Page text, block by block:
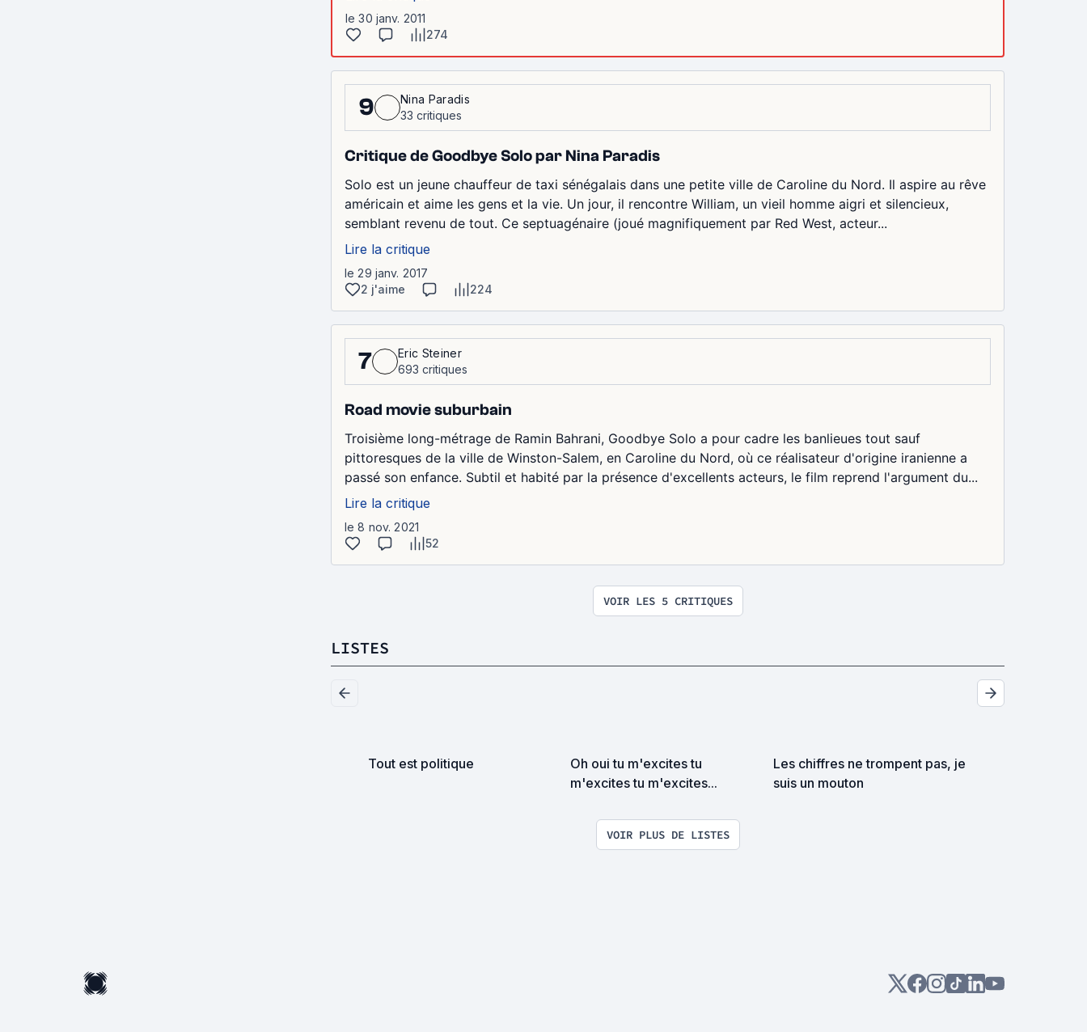
le 30 janv. 2011
274
9
Nina Paradis
33 critiques
Critique de Goodbye Solo par Nina Paradis
Solo est un jeune chauffeur de taxi sénégalais dans une petite ville de Caroline du Nord. Il aspire au rêve
américain et aime les gens et la vie. Un jour, il rencontre William, un vieil homme aigri et silencieux,
semblant revenu de tout. Ce septuagénaire (joué magnifiquement par Red West, acteur...
Lire la critique
le 29 janv. 2017
2 j'aime
224
7
Eric Steiner
693 critiques
Road movie suburbain
Troisième long-métrage de Ramin Bahrani, Goodbye Solo a pour cadre les banlieues tout sauf
pittoresques de la ville de Winston-Salem, en Caroline du Nord, où ce réalisateur d'origine iranienne a
passé son enfance. Subtil et habité par la présence d'excellents acteurs, le film reprend l'argument du...
Lire la critique
le 8 nov. 2021
52
VOIR LES 5 CRITIQUES
LISTES
Tout est politique
Oh oui tu m'excites tu
m'excites tu m'excites...
Les chiffres ne trompent pas, je
suis un mouton
VOIR PLUS DE LISTES